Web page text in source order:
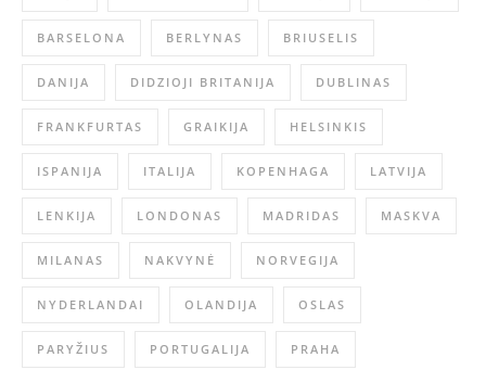
BARSELONA BERLYNAS BRIUSELIS
DANIJA DIDZIOJI BRITANIJA DUBLINAS
FRANKFURTAS GRAIKIJA HELSINKIS
ISPANIJA ITALIJA KOPENHAGA LATVIJA
LENKIJA LONDONAS MADRIDAS MASKVA
MILANAS NAKVYNĖ NORVEGIJA
NYDERLANDAI OLANDIJA OSLAS
PARYŽIUS PORTUGALIJA PRAHA